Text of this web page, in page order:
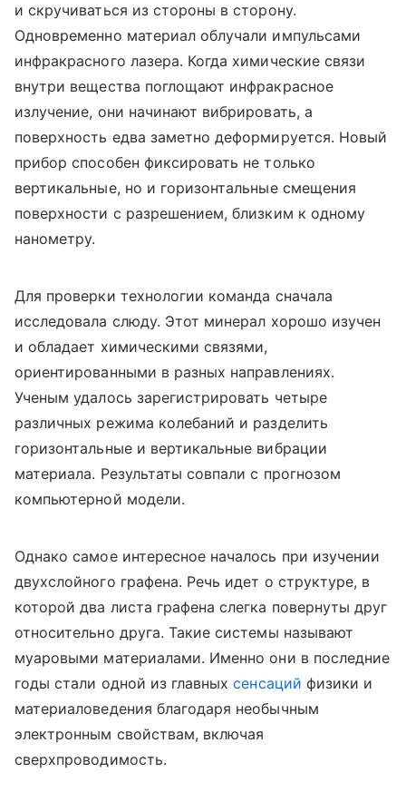
и скручиваться из стороны в сторону.
Одновременно материал облучали импульсами
инфракрасного лазера. Когда химические связи
внутри вещества поглощают инфракрасное
излучение, они начинают вибрировать, а
поверхность едва заметно деформируется. Новый
прибор способен фиксировать не только
вертикальные, но и горизонтальные смещения
поверхности с разрешением, близким к одному
нанометру.
Для проверки технологии команда сначала
исследовала слюду. Этот минерал хорошо изучен
и обладает химическими связями,
ориентированными в разных направлениях.
Ученым удалось зарегистрировать четыре
различных режима колебаний и разделить
горизонтальные и вертикальные вибрации
материала. Результаты совпали с прогнозом
компьютерной модели.
Однако самое интересное началось при изучении
двухслойного графена. Речь идет о структуре, в
которой два листа графена слегка повернуты друг
относительно друга. Такие системы называют
муаровыми материалами. Именно они в последние
годы стали одной из главныхсенсаций физики и
материаловедения благодаря необычным
электронным свойствам, включая
сверхпроводимость.